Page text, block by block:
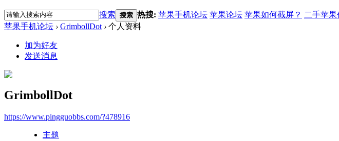
搜索 搜索 热搜: 苹果手机论坛 苹果论坛 苹果如何截屏？ 二手苹果
苹果手机论坛 › GrimbollDot › 个人资料
加为好友
发送消息
GrimbollDot
https://www.pingguobbs.com/?478916
主题